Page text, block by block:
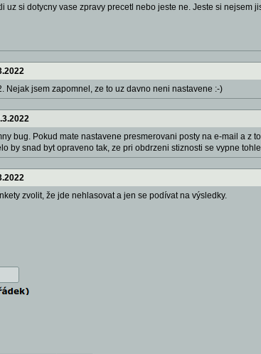
uz si dotycny vase zpravy precetl nebo jeste ne. Jeste si
Nejak jsem zapomnel, ze to uz davno neni nastavene :-)
bug. Pokud mate nastavene presmerovani posty na e-mail a
by snad byt opraveno tak, ze pri obdrzeni stiznosti se vypne
zvolit, že jde nehlasovat a jen se podívat na výsledky.